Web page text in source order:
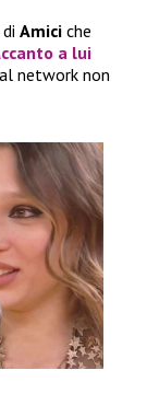
Amici che
a lui
network non